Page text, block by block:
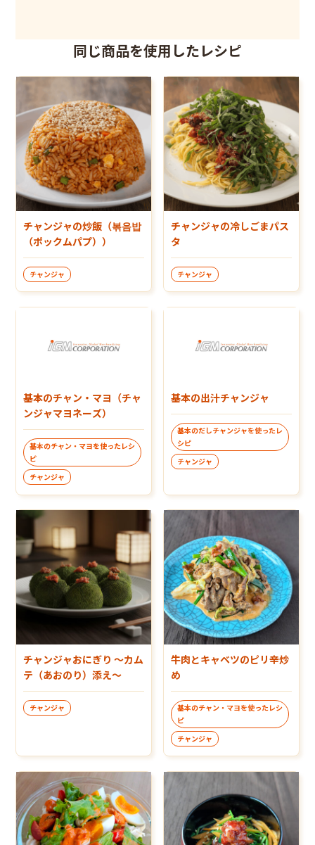
同じ商品を使用したレシピ
チャンジャの炒飯（볶음밥
（ポックムパプ））
チャンジャ
チャンジャの冷しごまパス
タ
チャンジャ
基本のチャン・マヨ（チャ
ンジャマヨネーズ）
基本のチャン・マヨを使ったレシ
ピ
チャンジャ
基本の出汁チャンジャ
基本のだしチャンジャを使ったレ
シピ
チャンジャ
チャンジャおにぎり ～カム
テ（あおのり）添え～
チャンジャ
牛肉とキャベツのピリ辛炒
め
基本のチャン・マヨを使ったレシ
ピ
チャンジャ